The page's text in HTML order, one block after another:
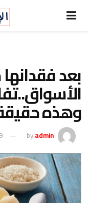
بعد
وهذه حقيقة
byadmin
29